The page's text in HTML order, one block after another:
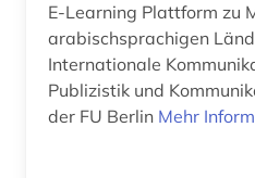
E-Learning Plattform zu
arabischsprachigen
Internationale
Publizistik und
der FU Berlin Mehr